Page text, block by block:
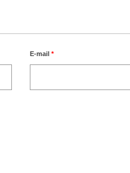
E-mail*